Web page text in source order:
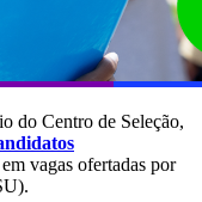
do Centro de Seleção,
vagas ofertadas por